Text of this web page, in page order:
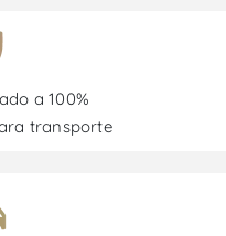
a 100%
transporte